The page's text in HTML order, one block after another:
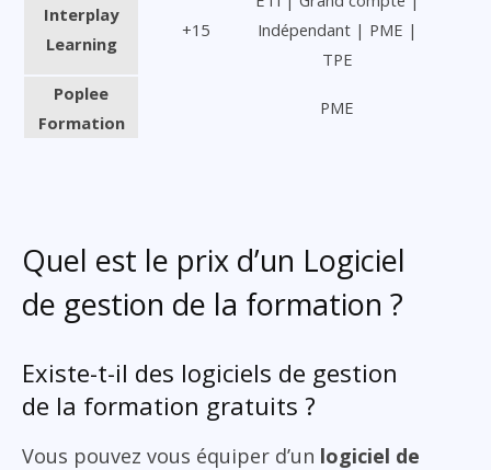
Interplay
Learning
+15
Indépendant | PME |
TPE
Poplee
Formation
PME
Quel est le prix d’un Logiciel
de gestion de la formation ?
Existe-t-il des logiciels de gestion
de la formation gratuits ?
Vous pouvez vous équiper d’un logiciel de